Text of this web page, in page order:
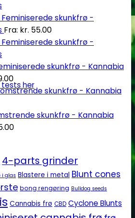
tests her
skunkfrø -
Fra: kr. 55.00
skunkfrø - Kannabia
skunkfrø - Kannabia
4-parts grinder
i glas Blastere i metal Blunt cones
bong rengøring Bulldog seeds
Cannabis frø CBD Cyclone Blunts